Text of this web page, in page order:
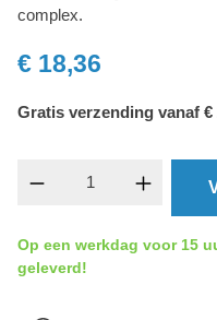
complex.
€ 18,36
Gratis verzending vanaf €
Op een werkdag voor 15
geleverd!